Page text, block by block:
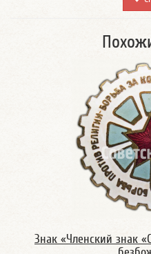
Знак «Членский знак